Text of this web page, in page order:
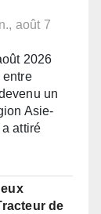
août 7
2026
entre
un
Asie-
attiré
de